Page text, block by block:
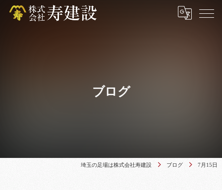
ブログ
埼玉の足場は株式会社寿建設 ブログ 7月15日